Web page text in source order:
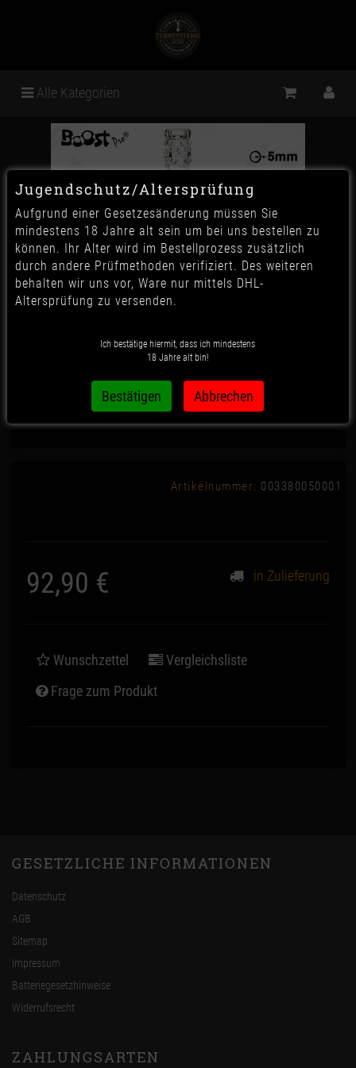
Alle Kategorien
Boost PRO Series - Fat Hit
Artikelnummer: 003380050001
92,90 € in Zulieferung
Wunschzettel
Vergleichsliste
Frage zum Produkt
GESETZLICHE INFORMATIONEN
Datenschutz
AGB
Sitemap
Impressum
Batteriegesetzhinweise
Widerrufsrecht
ZAHLUNGSARTEN
Jugendschutz/Altersprüfung
Aufgrund einer Gesetzesänderung müssen Sie
mindestens 18 Jahre alt sein um bei uns bestellen zu
können. Ihr Alter wird im Bestellprozess zusätzlich
durch andere Prüfmethoden verifiziert. Des weiteren
behalten wir uns vor, Ware nur mittels DHL-
Altersprüfung zu versenden.
Ich bestätige hiermit, dass ich mindestens
18 Jahre alt bin!